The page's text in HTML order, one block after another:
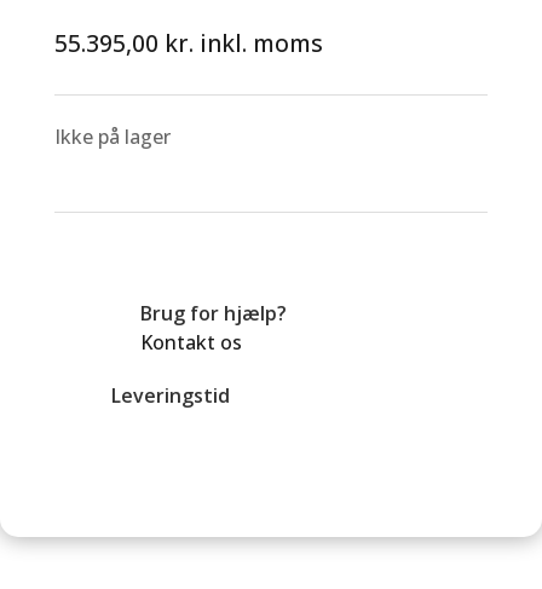
55.395,00 kr. inkl. moms
Ikke på lager
Brug for hjælp?
Kontakt os
Leveringstid